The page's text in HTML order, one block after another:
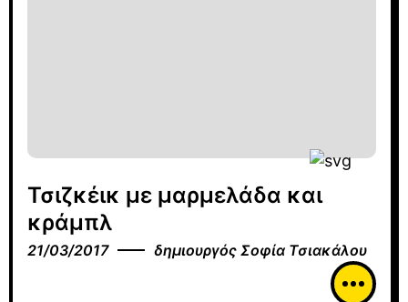
Τσιζκέικ με μαρμελάδα και
κράμπλ
21/03/2017 δημιουργός Σοφία Τσιακάλου